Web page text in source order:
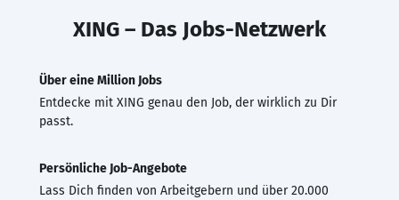
XING – Das Jobs-Netzwerk
Über eine Million Jobs
Entdecke mit XING genau den Job, der wirklich zu Dir
passt.
Persönliche Job-Angebote
Lass Dich finden von Arbeitgebern und über 20.000